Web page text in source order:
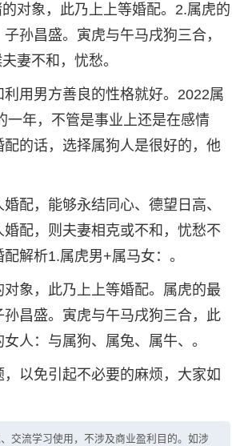
对象，此乃上上等婚配。2.属虎的
孙昌盛。寅虎与午马戌狗三合，
妻不和，忧愁。
用男方善良的性格就好。2022属
一年，不管是事业上还是在感情
的话，选择属狗人是很好的，他
配，能够永结同心、德望日高、
配，则夫妻相克或不和，忧愁不
解析1.属虎男+属马女：。
象，此乃上上等婚配。属虎的最
昌盛。寅虎与午马戌狗三合，此
人：与属狗、属兔、属牛、。
以免引起不必要的麻烦，大家如
交流学习使用，不涉及商业盈利目的。如涉